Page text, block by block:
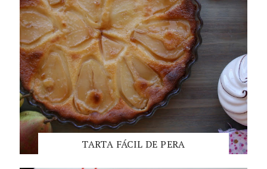
TARTA FÁCIL DE PERA